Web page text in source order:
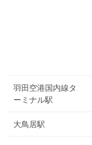
羽田空港国内線タ
ーミナル駅
大鳥居駅